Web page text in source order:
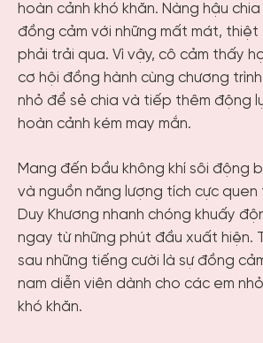
hoàn cảnh khó khăn. Nàng hậu
đồng cảm với những mất mát, thiệt
phải trải qua. Vì vậy, cô cảm thấy
cơ hội đồng hành cùng chương
nhỏ để sẻ chia và tiếp thêm động
hoàn cảnh kém may mắn.
Mang đến bầu không khí sôi động
và nguồn năng lượng tích cực quen
Duy Khương nhanh chóng khuấy
ngay từ những phút đầu xuất hiện.
sau những tiếng cười là sự đồng
nam diễn viên dành cho các em
khó khăn.